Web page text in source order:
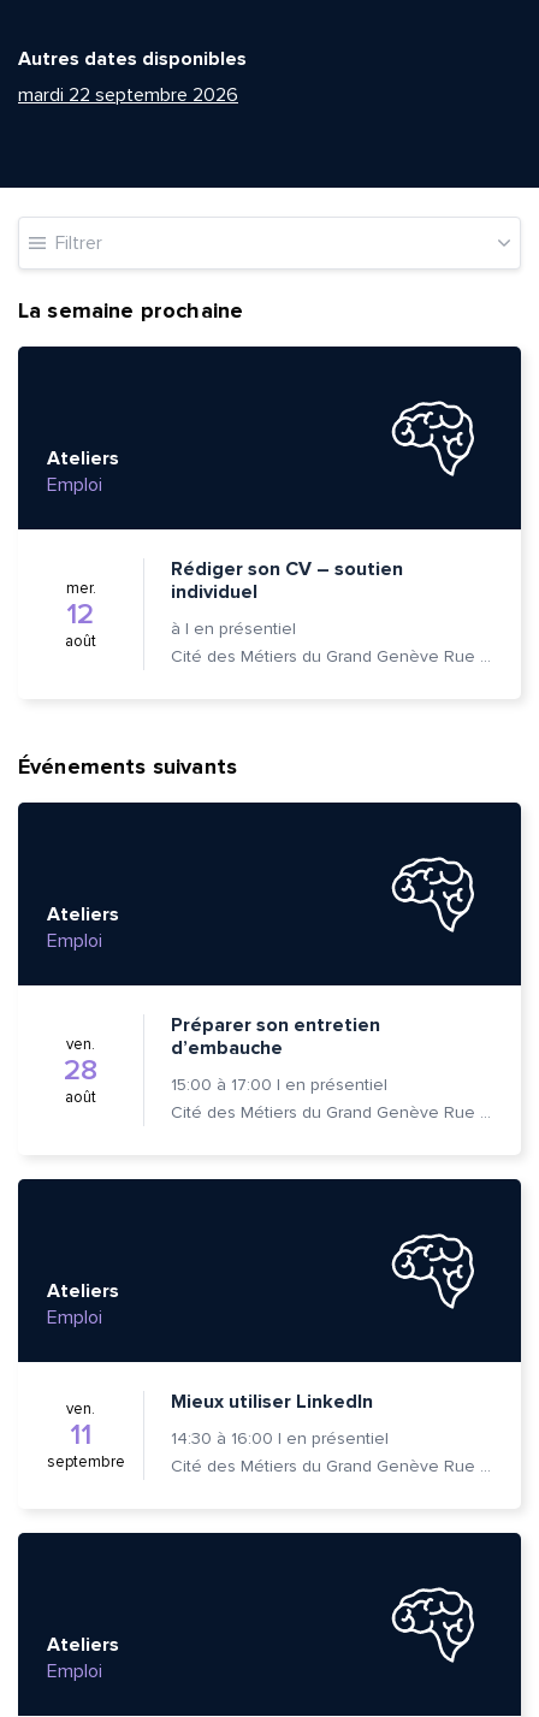
Autres dates disponibles
mardi 22 septembre 2026
Filtrer
La semaine prochaine
Ateliers
Emploi
mer.
12
août
Rédiger son CV – soutien
individuel
à | en présentiel
Cité des Métiers du Grand Genève Rue Prévost-Martin 6 1205 Genève
Événements suivants
Ateliers
Emploi
ven.
28
août
Préparer son entretien
d’embauche
15:00 à 17:00 | en présentiel
Cité des Métiers du Grand Genève Rue Prévost-Martin 6 1205 Genève
Ateliers
Emploi
ven.
11
septembre
Mieux utiliser LinkedIn
14:30 à 16:00 | en présentiel
Cité des Métiers du Grand Genève Rue Prévost-Martin 6 1205 Genève
Ateliers
Emploi